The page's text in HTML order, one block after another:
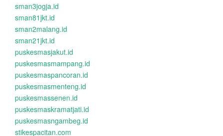
sman3jogja.id
sman81jkt.id
sman2malang.id
sman21jkt.id
puskesmasjakut.id
puskesmasmampang.id
puskesmaspancoran.id
puskesmasmenteng.id
puskesmassenen.id
puskesmaskramatjati.id
puskesmasngambeg.id
stikespacitan.com